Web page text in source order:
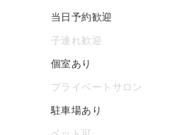
当日予約歓迎
子連れ歓迎
個室あり
プライベートサロン
駐車場あり